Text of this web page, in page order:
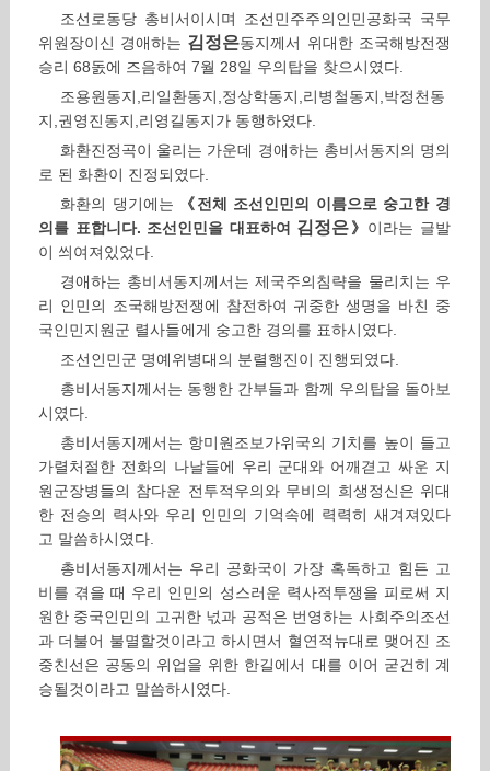
조선로동당 총비서이시며 조선민주주의인민공화국 국무
위원장이신 경애하는 김정은동지께서 위대한 조국해방전쟁
승리 68돐에 즈음하여 7월 28일 우의탑을 찾으시였다.
조용원동지,리일환동지,정상학동지,리병철동지,박정천동
지,권영진동지,리영길동지가 동행하였다.
화환진정곡이 울리는 가운데 경애하는 총비서동지의 명의
로 된 화환이 진정되였다.
화환의 댕기에는
《전체 조선인민의 이름으로 숭고한 경
의를 표합니다. 조선인민을 대표하여 김정은》 이라는 글발
이 씌여져있었다.
경애하는 총비서동지께서는 제국주의침략을 물리치는 우
리 인민의 조국해방전쟁에 참전하여 귀중한 생명을 바친 중
국인민지원군 렬사들에게 숭고한 경의를 표하시였다.
조선인민군 명예위병대의 분렬행진이 진행되였다.
총비서동지께서는 동행한 간부들과 함께 우의탑을 돌아보
시였다.
총비서동지께서는 항미원조보가위국의 기치를 높이 들고
가렬처절한 전화의 나날들에 우리 군대와 어깨겯고 싸운 지
원군장병들의 참다운 전투적우의와 무비의 희생정신은 위대
한 전승의 력사와 우리 인민의 기억속에 력력히 새겨져있다
고 말씀하시였다.
총비서동지께서는 우리 공화국이 가장 혹독하고 힘든 고
비를 겪을 때 우리 인민의 성스러운 력사적투쟁을 피로써 지
원한 중국인민의 고귀한 넋과 공적은 번영하는 사회주의조선
과 더불어 불멸할것이라고 하시면서 혈연적뉴대로 맺어진 조
중친선은 공동의 위업을 위한 한길에서 대를 이어 굳건히 계
승될것이라고 말씀하시였다.